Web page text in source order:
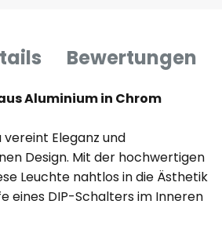
Bewertungen
Aluminium in Chrom
vereint Eleganz und
Design. Mit der hochwertigen
Leuchte nahtlos in die Ästhetik
eines DIP-Schalters im Inneren
der Leuchte zwischen